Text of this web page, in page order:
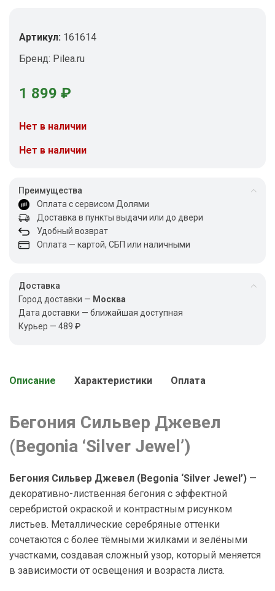
Артикул: 161614
Бренд: Pilea.ru
1 899 ₽
Нет в наличии
Нет в наличии
Преимущества
Оплата с сервисом Долями
Доставка в пункты выдачи или до двери
Удобный возврат
Оплата — картой, СБП или наличными
Доставка
Город доставки — Москва
Дата доставки — ближайшая доступная
Курьер — 489 ₽
Описание Характеристики Оплата
Бегония Сильвер Джевел
(Begonia ‘Silver Jewel’)
Бегония Сильвер Джевел (Begonia ‘Silver Jewel’) —
декоративно-лиственная бегония с эффектной
серебристой окраской и контрастным рисунком
листьев. Металлические серебряные оттенки
сочетаются с более тёмными жилками и зелёными
участками, создавая сложный узор, который меняется
в зависимости от освещения и возраста листа.